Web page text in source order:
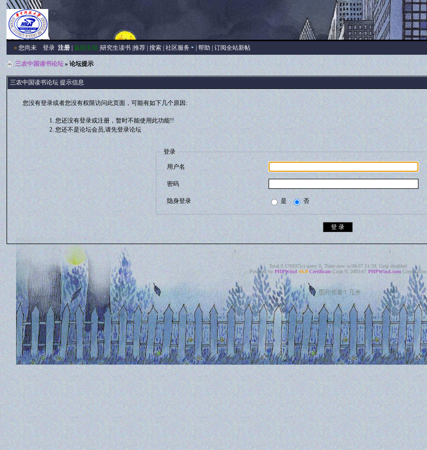
» 您尚未登录 注册 |返回主站 |研究生读书 |推荐 |搜索 |社区服务 |帮助 |订阅全站新帖
三农中国读书论坛 » 论坛提示
三农中国读书论坛 提示信息
您没有登录或者您没有权限访问此页面，可能有如下几个原因:
您还没有登录或注册，暂时不能使用此功能!!
您还不是论坛会员,请先登录论坛
登录
用户名
密码
隐身登录 是 否
Total 0.176937(s) query 0, Time now is:08-07 11:59, Gzip disabled
Powered by PHPWind v6.0 Certificate Code © 2003-07 PHPWind.com Corporation